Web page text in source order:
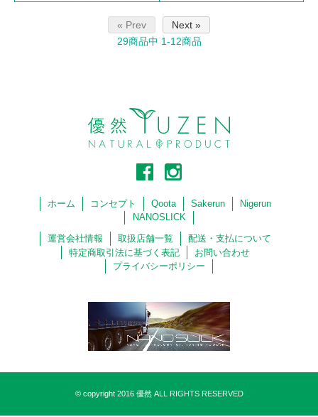
« Prev
Next »
29商品中 1-12商品
ホーム コンセプト Qoota Sakerun
Nigerun
NANOSLICK
運営会社情報 取扱店舗一覧
配送・支払について
特定商取引法に基づく表記
お問い合わせ
プライバシーポリシー
© copyright 2016 優然 ALL RIGHTS RESERVED